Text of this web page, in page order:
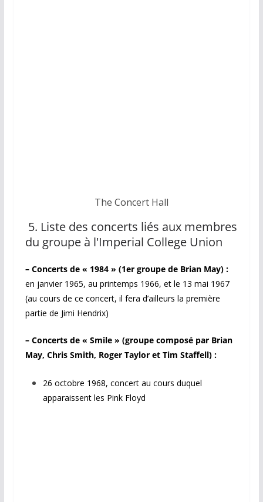
The Concert Hall
5. Liste des concerts liés aux membres
du groupe à l'Imperial College Union
– Concerts de « 1984 » (1er groupe de Brian May) :
en janvier 1965, au printemps 1966, et le 13 mai 1967
(au cours de ce concert, il fera d’ailleurs la première
partie de Jimi Hendrix)
– Concerts de « Smile » (groupe composé par Brian
May, Chris Smith, Roger Taylor et Tim Staffell) :
26 octobre 1968, concert au cours duquel
apparaissent les Pink Floyd